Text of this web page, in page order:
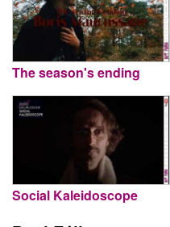
The season's ending
Social Kaleidoscope